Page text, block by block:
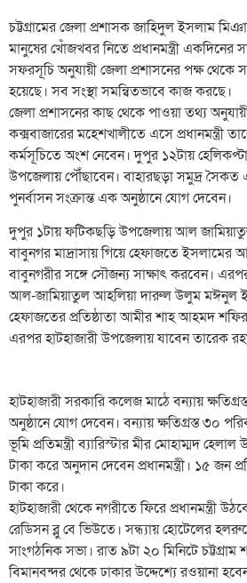
চট্টগ্রামের জেলা প্রশাসক জাহিদুল ইসলাম
মানুষের খোঁজখবর নিতে প্রধানমন্ত্রী একদিনের
সফরসূচি অনুযায়ী জেলা প্রশাসনের পক্ষ থেকে
হয়েছে। সব সংস্থা সমন্বিতভাবে কাজ করছে।
জেলা প্রশাসনের কাছ থেকে পাওয়া তথ্য
কক্সবাজারের মহেশখালীতে এসে প্রধানমন্ত্রী
কর্মসূচিতে অংশ নেবেন। দুপুর ১২টায়
উপজেলায় পৌঁছাবেন। বাহারছড়া সমুদ্র সৈকত
পুনর্বাসন সংক্রান্ত এক অনুষ্ঠানে যোগ দেবেন।
দুপুর ১টায় ফটিকছড়ি উপজেলায় আল
বাবুনগর মাদ্রাসায় গিয়ে হেফাজতে ইসলামের
বাবুনগরীর সঙ্গে সৌজন্য সাক্ষাৎ করবেন।
আল-জামিয়াতুল আহলিয়া দারুল উলুম মঈনুল
হেফাজতের প্রতিষ্ঠাতা আমীর শাহ আহমদ
এরপর হাটহাজারী উপজেলায় যাবেন তারেক
হাটহাজারী সরকারি কলেজ মাঠে বন্যায়
অনুষ্ঠানে যোগ দেবেন। বন্যায় ক্ষতিগ্রস্ত ৩০
ভূমি প্রতিমন্ত্রী ব্যারিস্টার মীর মোহাম্মদ
টাকা করে অনুদান দেবেন প্রধানমন্ত্রী। ১৫ জন
টাকা করে।
হাটহাজারী থেকে নগরীতে ফিরে প্রধানমন্ত্রী
রেডিসন ব্লু বে ভিউতে। সন্ধ্যায় হোটেলের
সাংগঠনিক সভা। রাত ৯টা ২০ মিনিটে
বিমানবন্দর থেকে ঢাকার উদ্দেশ্যে রওয়ানা